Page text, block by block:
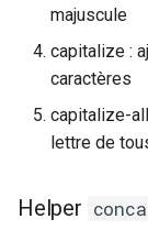
majuscule
capitalize :
caractères
capitalize-
lettre de
Helper